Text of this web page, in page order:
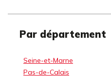
Par département
Seine-et-Marne
Pas-de-Calais